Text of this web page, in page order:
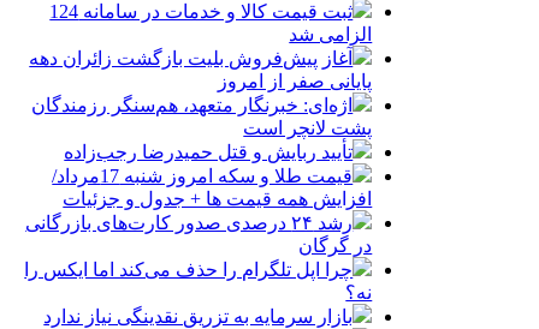
ثبت قیمت کالا و خدمات در سامانه 124
الزامی شد
آغاز پیش‌فروش بلیت بازگشت زائران دهه
پایانی صفر از امروز
اژه‌ای: خبرنگار متعهد، هم‌سنگر رزمندگان
پشت لانچر است
تأیید ربایش و قتل حمیدرضا رجب‌زاده
قیمت طلا و سکه امروز شنبه 17مرداد/
افزایش همه قیمت ها + جدول و جزئیات
رشد ۲۴ درصدی صدور کارت‌های بازرگانی
در گرگان
چرا اپل تلگرام را حذف می‌کند اما ایکس را
نه؟
بازار سرمایه به تزریق نقدینگی نیاز ندارد